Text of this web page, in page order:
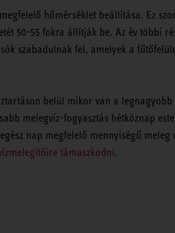
hőmérséklet beállítása. Ez
50-55 fokra állítják be. Az év többi
szabadulnak fel, amelyek a
belül mikor van a legnagyobb
melegvíz-fogyasztás hétköznap
nap megfelelő mennyiségű meleg
vízmelegítőire támaszkodni.